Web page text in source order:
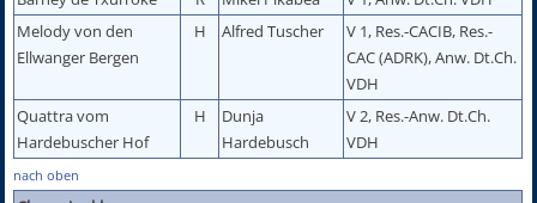
Melody von den
Ellwanger Bergen
H Alfred Tuscher
V 1, Res.-CACIB, Res.-
CAC (ADRK), Anw. Dt.Ch.
VDH
Quattra vom
Hardebuscher Hof
H
Dunja
Hardebusch
V 2, Res.-Anw. Dt.Ch.
VDH
nach oben